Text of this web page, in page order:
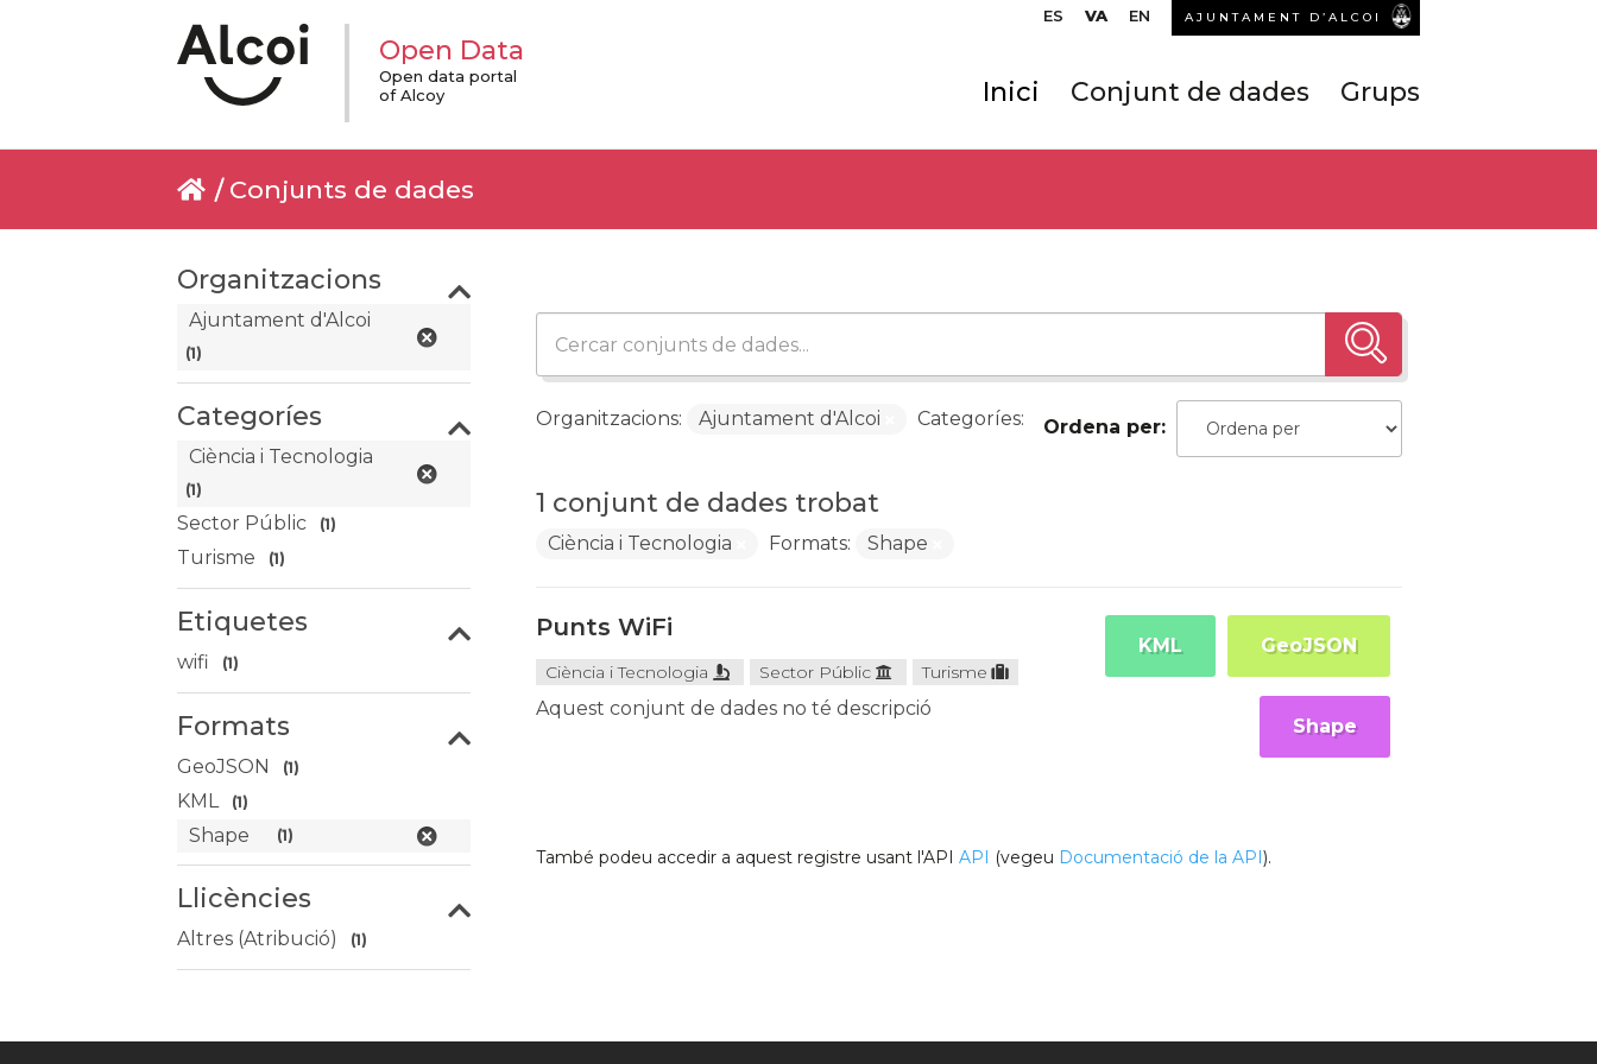
ES VA EN AJUNTAMENT D’ALCOI
Open Data
Open data portal
of Alcoy
Inici Conjunt de dades Grups
Conjunts de dades
Organitzacions
Ajuntament d'Alcoi
(1)
Categoríes
Ciència i Tecnologia
(1)
Sector Públic (1)
Turisme (1)
Etiquetes
wifi (1)
Formats
GeoJSON (1)
KML (1)
Shape (1)
Llicències
Altres (Atribució) (1)
Ordena per
1 conjunt de dades trobat
Organitzacions: Ajuntament d'Alcoi Categoríes:
Ciència i Tecnologia Formats: Shape
Punts WiFi
Ciència i Tecnologia Sector Públic Turisme
Aquest conjunt de dades no té descripció
GeoJSON
KML
Shape
També podeu accedir a aquest registre usant l'API API (vegeu Documentació de la API).